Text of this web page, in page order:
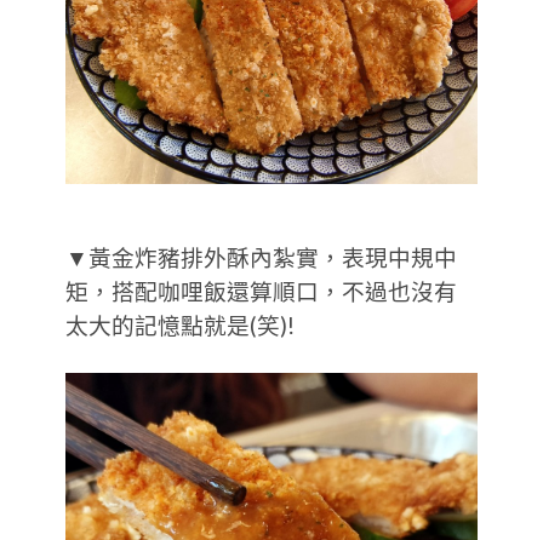
▼黃金炸豬排外酥內紮實，表現中規中
矩，搭配咖哩飯還算順口，不過也沒有
太大的記憶點就是(笑)!